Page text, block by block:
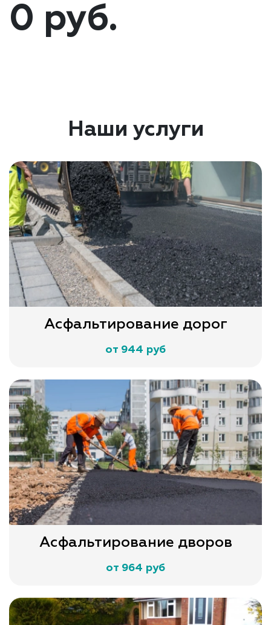
0 руб.
Наши услуги
Асфальтирование дорог
от 944 руб
Асфальтирование дворов
от 964 руб